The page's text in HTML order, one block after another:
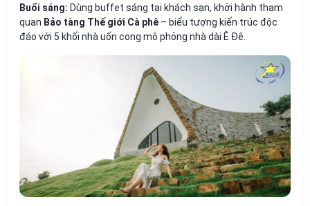
Buổi sáng: Dùng buffet sáng tại khách sạn, khởi hành tham
quan Bảo tàng Thế giới Cà phê – biểu tượng kiến trúc độc
đáo với 5 khối nhà uốn cong mô phỏng nhà dài Ê Đê.